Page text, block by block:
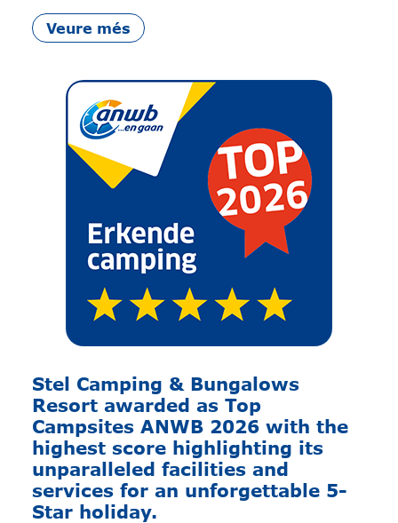
Veure més
Stel Camping & Bungalows
Resort awarded as Top
Campsites ANWB 2026 with the
highest score highlighting its
unparalleled facilities and
services for an unforgettable 5-
Star holiday.